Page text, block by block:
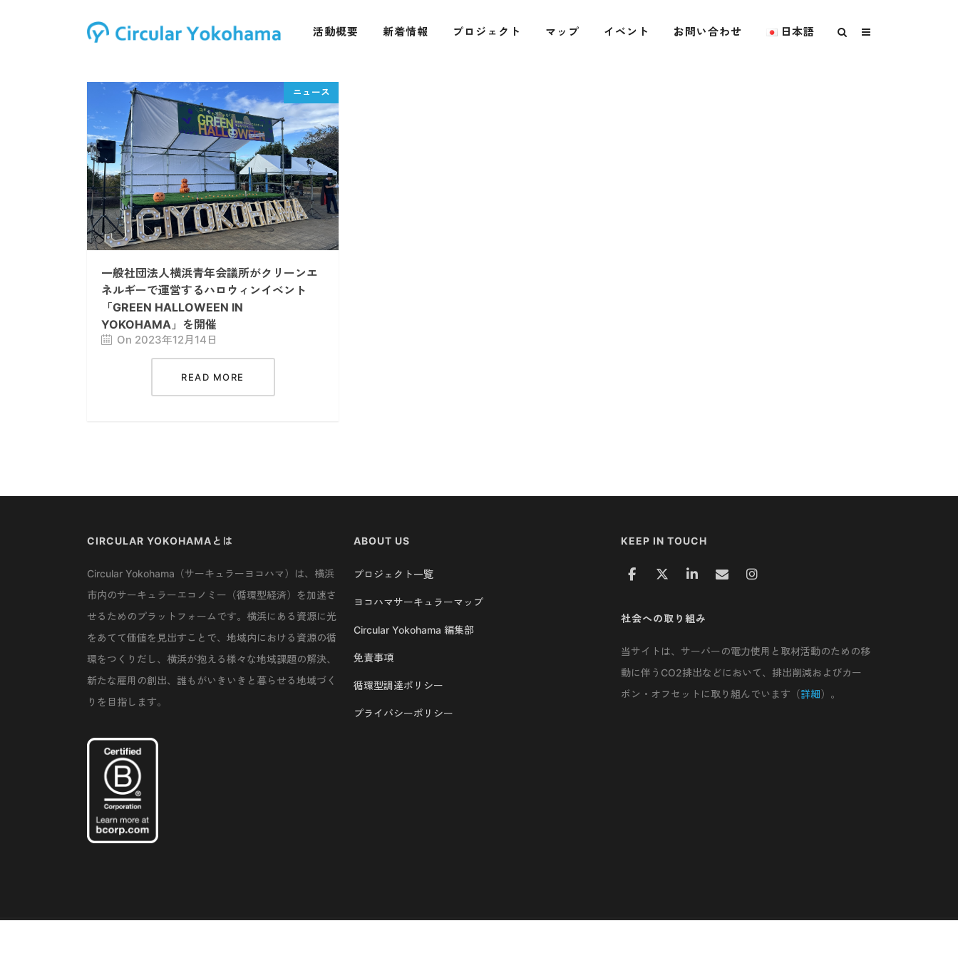
活動概要 新着情報 プロジェクト マップ イベント お問い合わせ 日本語
一般社団法人横浜青年会議所がクリーンエ
ネルギーで運営するハロウィンイベント
「GREEN HALLOWEEN IN
YOKOHAMA」を開催
On 2023年12月14日
READ MORE
CIRCULAR YOKOHAMAとは
Circular Yokohama（サーキュラーヨコハマ）は、横浜
市内のサーキュラーエコノミー（循環型経済）を加速さ
せるためのプラットフォームです。横浜にある資源に光
をあてて価値を見出すことで、地域内における資源の循
環をつくりだし、横浜が抱える様々な地域課題の解決、
新たな雇用の創出、誰もがいきいきと暮らせる地域づく
りを目指します。
ABOUT US
プロジェクト一覧
ヨコハマサーキュラーマップ
Circular Yokohama 編集部
免責事項
循環型調達ポリシー
プライバシーポリシー
KEEP IN TOUCH
社会への取り組み
当サイトは、サーバーの電力使用と取材活動のための移
動に伴うCO2排出などにおいて、排出削減およびカー
ボン・オフセットに取り組んでいます（詳細）。